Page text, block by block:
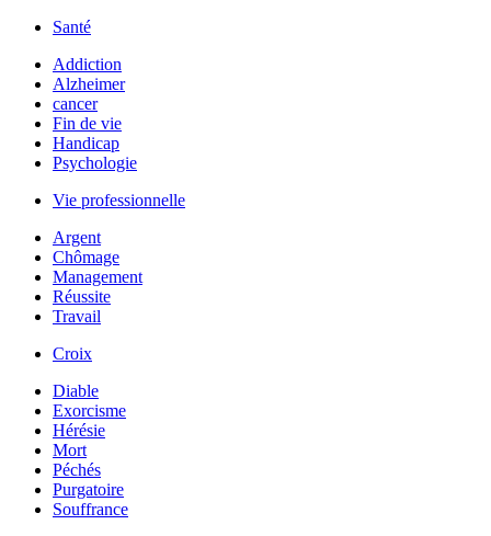
Santé
Addiction
Alzheimer
cancer
Fin de vie
Handicap
Psychologie
Vie professionnelle
Argent
Chômage
Management
Réussite
Travail
Croix
Diable
Exorcisme
Hérésie
Mort
Péchés
Purgatoire
Souffrance